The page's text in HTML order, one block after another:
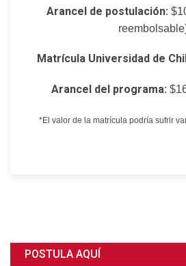
Arancel de postulación:
Matrícula Universidad de
Arancel del programa:
*El valor de la matrícula podría sufrir
POSTULA AQUÍ